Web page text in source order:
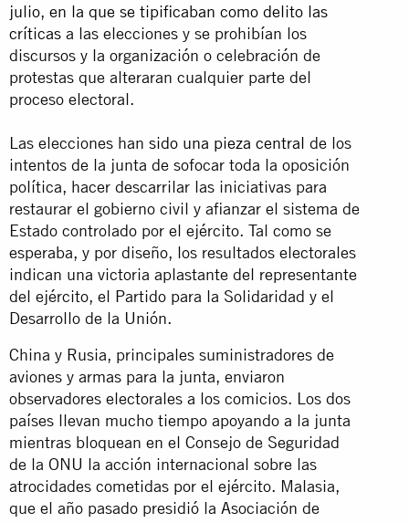
julio, en la que se tipificaban como delito las
críticas a las elecciones y se prohibían los
discursos y la organización o celebración de
protestas que alteraran cualquier parte del
proceso electoral.
Las elecciones han sido una pieza central de los
intentos de la junta de sofocar toda la oposición
política, hacer descarrilar las iniciativas para
restaurar el gobierno civil y afianzar el sistema de
Estado controlado por el ejército. Tal como se
esperaba, y por diseño, los resultados electorales
indican una victoria aplastante del representante
del ejército, el Partido para la Solidaridad y el
Desarrollo de la Unión.
China y Rusia, principales suministradores de
aviones y armas para la junta, enviaron
observadores electorales a los comicios. Los dos
países llevan mucho tiempo apoyando a la junta
mientras bloquean en el Consejo de Seguridad
de la ONU la acción internacional sobre las
atrocidades cometidas por el ejército. Malasia,
que el año pasado presidió la Asociación de